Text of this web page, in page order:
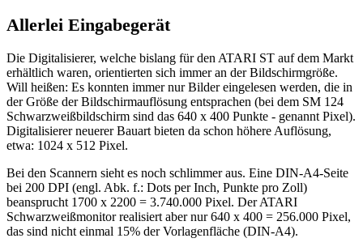
Allerlei Eingabegerät
Die Digitalisierer, welche bislang für den ATARI ST auf dem Markt
erhältlich waren, orientierten sich immer an der Bildschirmgröße.
Will heißen: Es konnten immer nur Bilder eingelesen werden, die in
der Größe der Bildschirmauflösung entsprachen (bei dem SM 124
Schwarzweißbildschirm sind das 640 x 400 Punkte - genannt Pixel).
Digitalisierer neuerer Bauart bieten da schon höhere Auflösung,
etwa: 1024 x 512 Pixel.
Bei den Scannern sieht es noch schlimmer aus. Eine DIN-A4-Seite
bei 200 DPI (engl. Abk. f.: Dots per Inch, Punkte pro Zoll)
beansprucht 1700 x 2200 = 3.740.000 Pixel. Der ATARI
Schwarzweißmonitor realisiert aber nur 640 x 400 = 256.000 Pixel,
das sind nicht einmal 15% der Vorlagenfläche (DIN-A4).